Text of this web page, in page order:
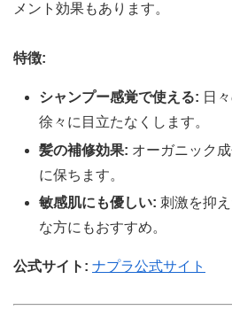
メント効果もあります。
特徴:
シャンプー感覚で使える: 日
徐々に目立たなくします。
髪の補修効果: オーガニック
に保ちます。
敏感肌にも優しい: 刺激を抑
な方にもおすすめ。
公式サイト: ナプラ公式サイト